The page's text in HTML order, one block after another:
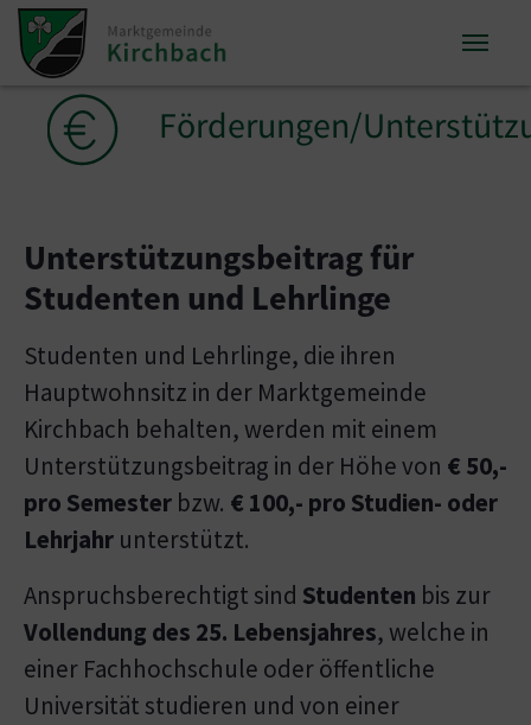
Zum Inhalt springen
Zum Seitenende springen
Sie sind hier: Förderungen/
Unterstützungsbeitrag für
Studenten und Lehrlinge
Studenten und Lehrlinge, die ihren
Hauptwohnsitz in der Marktgemeinde
Kirchbach behalten, werden mit einem
Unterstützungsbeitrag in der Höhe von € 50,-
pro Semester bzw. € 100,- pro Studien- oder
Lehrjahr unterstützt.
Anspruchsberechtigt sind Studenten bis zur
Vollendung des 25. Lebensjahres, welche in
einer Fachhochschule oder öffentliche
Universität studieren und von einer